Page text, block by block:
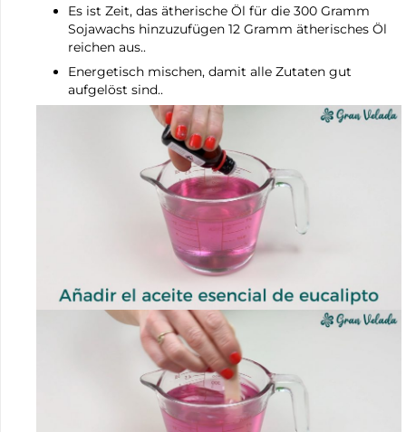
Es ist Zeit, das ätherische Öl für die 300 Gramm
Sojawachs hinzuzufügen 12 Gramm ätherisches Öl
reichen aus..
Energetisch mischen, damit alle Zutaten gut
aufgelöst sind..